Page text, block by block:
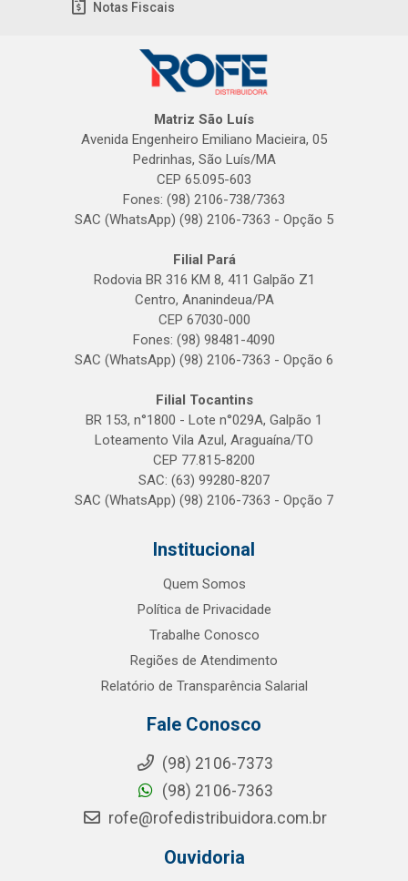
Notas Fiscais
Matriz São Luís
Avenida Engenheiro Emiliano Macieira, 05
Pedrinhas, São Luís/MA
CEP 65.095-603
Fones: (98) 2106-738/7363
SAC (WhatsApp) (98) 2106-7363 - Opção 5
Filial Pará
Rodovia BR 316 KM 8, 411 Galpão Z1
Centro, Ananindeua/PA
CEP 67030-000
Fones: (98) 98481-4090
SAC (WhatsApp) (98) 2106-7363 - Opção 6
Filial Tocantins
BR 153, n°1800 - Lote n°029A, Galpão 1
Loteamento Vila Azul, Araguaína/TO
CEP 77.815-8200
SAC: (63) 99280-8207
SAC (WhatsApp) (98) 2106-7363 - Opção 7
Institucional
Quem Somos
Política de Privacidade
Trabalhe Conosco
Regiões de Atendimento
Relatório de Transparência Salarial
Fale Conosco
(98) 2106-7373
(98) 2106-7363
rofe@rofedistribuidora.com.br
Ouvidoria